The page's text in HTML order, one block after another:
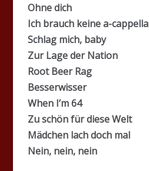
Ohne dich
Ich brauch keine a-cappella
Schlag mich, baby
Zur Lage der Nation
Root Beer Rag
Besserwisser
When I’m 64
Zu schön für diese Welt
Mädchen lach doch mal
Nein, nein, nein